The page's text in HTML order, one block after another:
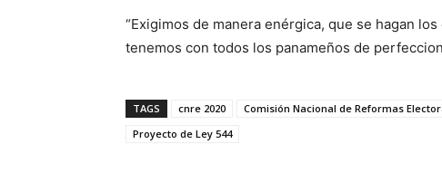
“Exigimos de manera enérgica, que se hagan
tenemos con todos los panameños de
TAGS cnre 2020 Comisión Nacional de Reformas
Proyecto de Ley 544